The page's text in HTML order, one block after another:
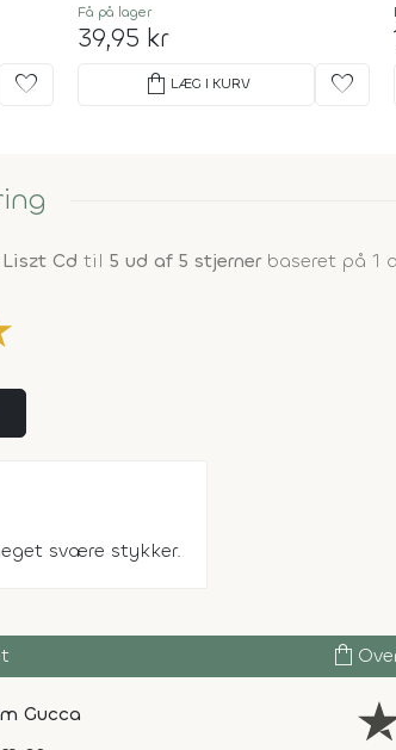
favorite
Få på lager
39,95 kr
shopping_bag LÆG I KURV favorite
Cd til 5 ud af 5 stjernerbaseret på 1
svære stykker.
shopping_bag
Gucca